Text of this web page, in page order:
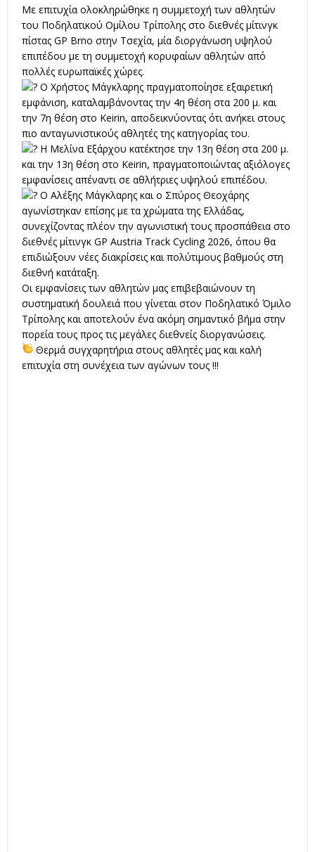
Με επιτυχία ολοκληρώθηκε η συμμετοχή των αθλητών
του Ποδηλατικού Ομίλου Τρίπολης στο διεθνές μίτινγκ
πίστας GP Brno στην Τσεχία, μία διοργάνωση υψηλού
επιπέδου με τη συμμετοχή κορυφαίων αθλητών από
πολλές ευρωπαϊκές χώρες.
Ο Χρήστος Μάγκλαρης πραγματοποίησε εξαιρετική
εμφάνιση, καταλαμβάνοντας την 4η θέση στα 200 μ. και
την 7η θέση στο Keirin, αποδεικνύοντας ότι ανήκει στους
πιο ανταγωνιστικούς αθλητές της κατηγορίας του.
Η Μελίνα Εξάρχου κατέκτησε την 13η θέση στα 200 μ.
και την 13η θέση στο Keirin, πραγματοποιώντας αξιόλογες
εμφανίσεις απέναντι σε αθλήτριες υψηλού επιπέδου.
Ο Αλέξης Μάγκλαρης και ο Σπύρος Θεοχάρης
αγωνίστηκαν επίσης με τα χρώματα της Ελλάδας,
συνεχίζοντας πλέον την αγωνιστική τους προσπάθεια στο
διεθνές μίτινγκ GP Austria Track Cycling 2026, όπου θα
επιδιώξουν νέες διακρίσεις και πολύτιμους βαθμούς στη
διεθνή κατάταξη.
Οι εμφανίσεις των αθλητών μας επιβεβαιώνουν τη
συστηματική δουλειά που γίνεται στον Ποδηλατικό Όμιλο
Τρίπολης και αποτελούν ένα ακόμη σημαντικό βήμα στην
πορεία τους προς τις μεγάλες διεθνείς διοργανώσεις.
Θερμά συγχαρητήρια στους αθλητές μας και καλή
επιτυχία στη συνέχεια των αγώνων τους !!!